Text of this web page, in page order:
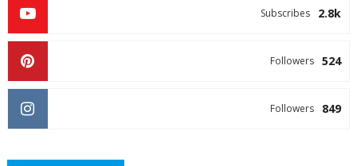
2.8k
Subscribes
524
Followers
849
Followers